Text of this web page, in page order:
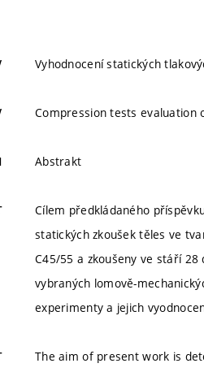
Vyhodnocení statických
Compression tests evaluation
Abstrakt
Cílem předkládaného
statických zkoušek těles ve
C45/55 a zkoušeny ve stáří
vybraných lomově-
experimenty a jejich
The aim of present work is